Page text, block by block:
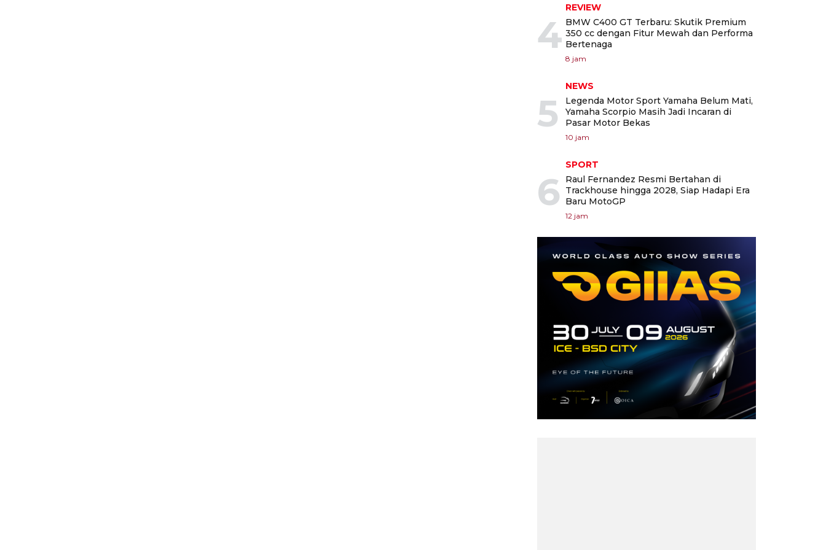
4
REVIEW
BMW C400 GT Terbaru: Skutik Premium
350 cc dengan Fitur Mewah dan Performa
Bertenaga
8 jam
5
NEWS
Legenda Motor Sport Yamaha Belum Mati,
Yamaha Scorpio Masih Jadi Incaran di
Pasar Motor Bekas
10 jam
6
SPORT
Raul Fernandez Resmi Bertahan di
Trackhouse hingga 2028, Siap Hadapi Era
Baru MotoGP
12 jam